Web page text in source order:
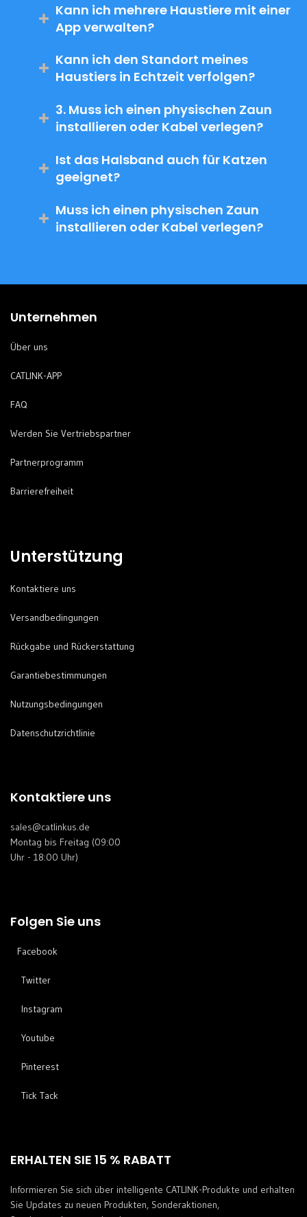
Kann ich mehrere Haustiere mit einer
App verwalten?
Kann ich den Standort meines
Haustiers in Echtzeit verfolgen?
3. Muss ich einen physischen Zaun
installieren oder Kabel verlegen?
Ist das Halsband auch für Katzen
geeignet?
Muss ich einen physischen Zaun
installieren oder Kabel verlegen?
Unternehmen
Über uns
CATLINK-APP
FAQ
Werden Sie Vertriebspartner
Partnerprogramm
Barrierefreiheit
Unterstützung
Kontaktiere uns
Versandbedingungen
Rückgabe und Rückerstattung
Garantiebestimmungen
Nutzungsbedingungen
Datenschutzrichtlinie
Kontaktiere uns
sales@catlinkus.de
Montag bis Freitag (09:00
Uhr - 18:00 Uhr)
Folgen Sie uns
Facebook
Twitter
Instagram
Youtube
Pinterest
Tick ​​Tack
ERHALTEN SIE 15 % RABATT
Informieren Sie sich über intelligente CATLINK-Produkte und erhalten
Sie Updates zu neuen Produkten, Sonderaktionen,